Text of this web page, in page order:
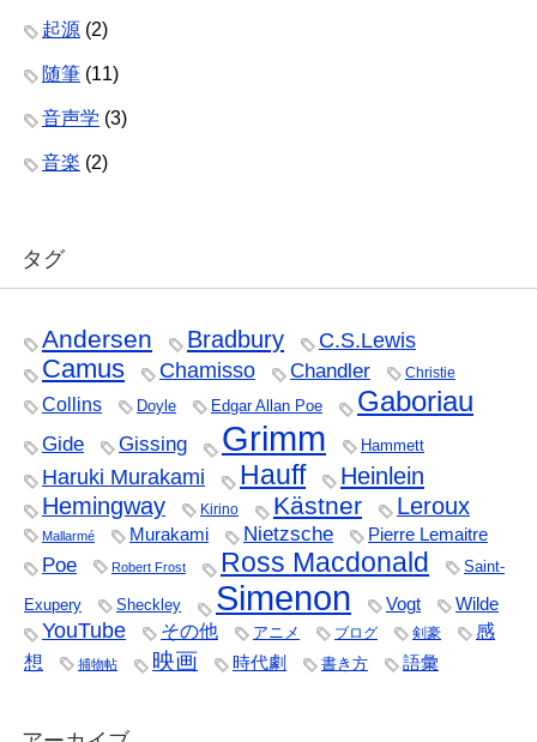
起源 (2)
随筆 (11)
音声学 (3)
音楽 (2)
タグ
Andersen Bradbury C.S.Lewis
Camus Chamisso Chandler Christie
Collins Doyle Edgar Allan Poe Gaboriau
Gide Gissing Grimm Hammett
Haruki Murakami Hauff
Heinlein
Hemingway
Kirino Kästner Leroux
Mallarmé Murakami Nietzsche Pierre Lemaitre
Poe Robert Frost Ross Macdonald Saint-
Exupery Sheckley Simenon Vogt Wilde
YouTube その他 アニメ ブログ 剣豪
感
想
捕物帖 映画 時代劇 書き方 語彙